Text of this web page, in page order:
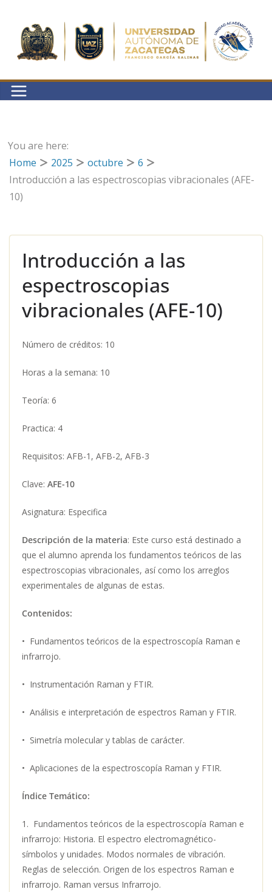
contenido
You are here:
Home
2025 octubre
6
Introducción a las espectroscopias vibracionales (AFE-
10)
Introducción a las
espectroscopias
vibracionales (AFE-10)
Número de créditos: 10
Horas a la semana: 10
Teoría: 6
Practica: 4
Requisitos: AFB-1, AFB-2, AFB-3
Clave: AFE-10
Asignatura: Especifica
Descripción de la materia: Este curso está destinado a
que el alumno aprenda los fundamentos teóricos de las
espectroscopias vibracionales, así como los arreglos
experimentales de algunas de estas.
Contenidos:
• Fundamentos teóricos de la espectroscopía Raman e
infrarrojo.
• Instrumentación Raman y FTIR.
• Análisis e interpretación de espectros Raman y FTIR.
• Simetría molecular y tablas de carácter.
• Aplicaciones de la espectroscopía Raman y FTIR.
Índice Temático:
1. Fundamentos teóricos de la espectroscopía Raman e
infrarrojo: Historia. El espectro electromagnético-
símbolos y unidades. Modos normales de vibración.
Reglas de selección. Origen de los espectros Raman e
infrarrojo. Raman versus Infrarrojo.